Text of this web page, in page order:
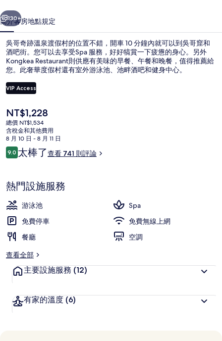
假
村
的
相
片
集
個 下一個
130+
簡介客房地點規定
吳哥奇跡溫泉渡假村的位置不錯，開車 10 分鐘內就可以到吳哥窟和
酒吧街。您可以去享受Spa 服務，好好犒賞一下疲憊的身心。另外
Kongkea Restaurant則供應有美味的早餐、午餐和晚餐，值得推薦給
您。此奢華度假村還有室外游泳池、池畔酒吧和健身中心。
VIP Access
目
前
的
價
格
是
NT$1,228
總價 NT$1,534
含稅金和其他費用
8 月 10 日 - 8 月 11 日
評
論
9.09.0 分，滿分 10 分，
太棒了查看 741 則評論
熱門設施服務
游泳池
Spa
免費停車
免費無線上網
餐廳
空調
查看全部
主要設施服務 (12)
有家的溫度 (6)